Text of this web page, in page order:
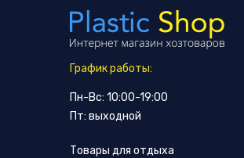
График работы:
Пн-Вс: 10:00-19:00
Пт: выходной
Товары для отдыха